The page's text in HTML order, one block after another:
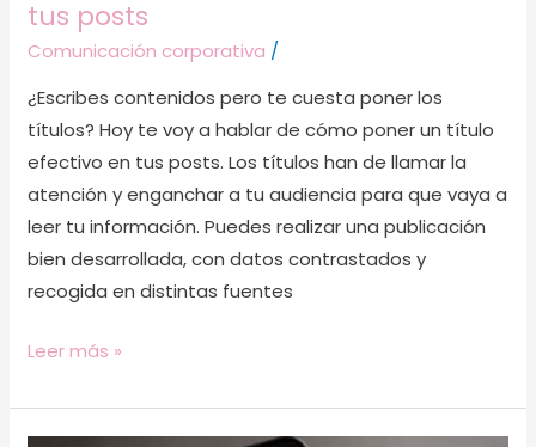
tus posts
Comunicación corporativa /
¿Escribes contenidos pero te cuesta poner los
títulos? Hoy te voy a hablar de cómo poner un título
efectivo en tus posts. Los títulos han de llamar la
atención y enganchar a tu audiencia para que vaya a
leer tu información. Puedes realizar una publicación
bien desarrollada, con datos contrastados y
recogida en distintas fuentes
Leer más »